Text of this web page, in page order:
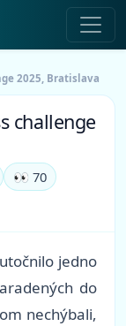
2025, Bratislava
challenge
👀 70
jedno
do
nechýbali,